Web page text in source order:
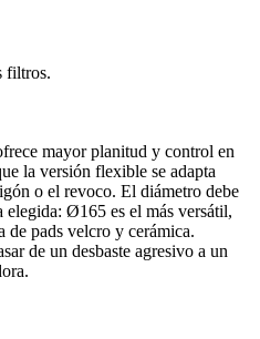
filtros.
mayor planitud y control en
la versión flexible se adapta
o el revoco. El diámetro debe
Ø165 es el más versátil,
de pads velcro y cerámica.
de un desbaste agresivo a un